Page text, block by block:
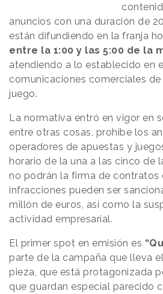
anuncios con una duración de
están difundiendo en la franja
entre la 1:00 y las 5:00 de la
atendiendo a lo establecido en
comunicaciones comerciales
juego.
La normativa entró en vigor en
entre otras cosas, prohibe los
operadores de apuestas y
horario de la una a las cinco de
no podrán la firma de contratos
infracciones pueden ser
millón de euros, así como la
actividad empresarial.
El primer spot en emisión es
parte de la campaña que lleva
pieza, que está protagonizada
que guardan especial parecido